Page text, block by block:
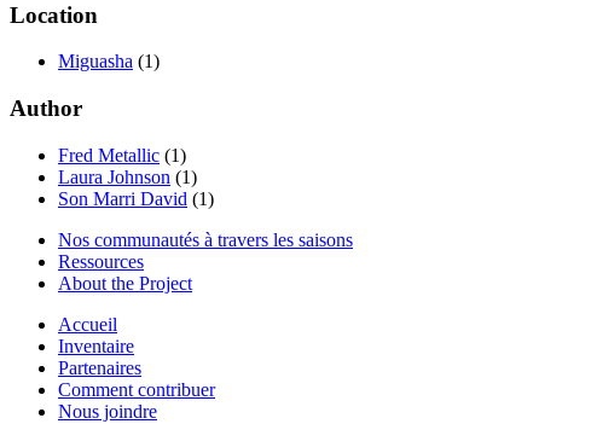
Location
Miguasha (1)
Author
Fred Metallic (1)
Laura Johnson (1)
Son Marri David (1)
Nos communautés à travers les saisons
Ressources
About the Project
Accueil
Inventaire
Partenaires
Comment contribuer
Nous joindre